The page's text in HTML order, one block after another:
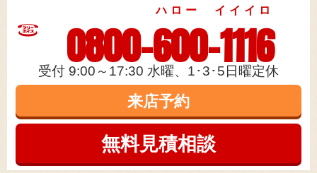
0800-600-1116
ハロー イイイロ
受付 9:00～17:30 水曜、1･3･5日曜定休
来店予約
無料見積相談